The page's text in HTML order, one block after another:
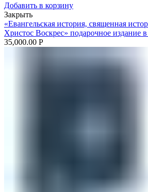
Добавить в корзину
Закрыть
«Евангельская история, священная
Христос Воскрес» подарочное издание
35,000.00 Р